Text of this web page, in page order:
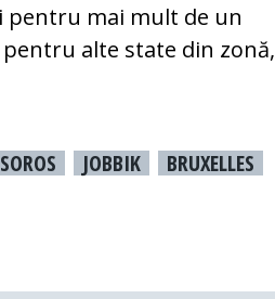
pentru mai mult de un
alte state din zonă,
SOROS JOBBIK
BRUXELLES